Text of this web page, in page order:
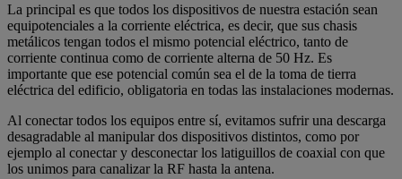
La principal es que todos los dispositivos de nuestra estación sean
equipotenciales a la corriente eléctrica, es decir, que sus chasis
metálicos tengan todos el mismo potencial eléctrico, tanto de
corriente continua como de corriente alterna de 50 Hz. Es
importante que ese potencial común sea el de la toma de tierra
eléctrica del edificio, obligatoria en todas las instalaciones modernas.
Al conectar todos los equipos entre sí, evitamos sufrir una descarga
desagradable al manipular dos dispositivos distintos, como por
ejemplo al conectar y desconectar los latiguillos de coaxial con que
los unimos para canalizar la RF hasta la antena.